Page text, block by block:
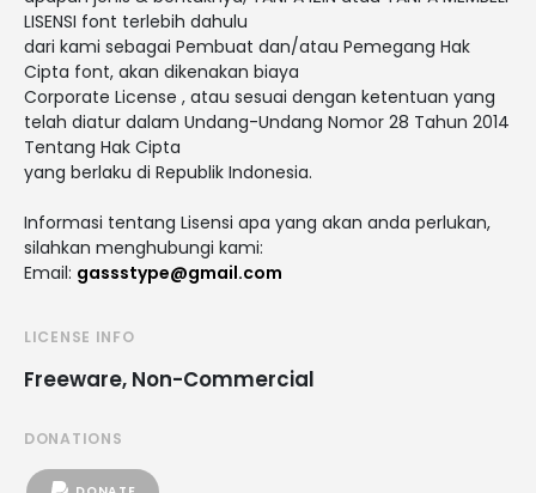
LISENSI font terlebih dahulu
dari kami sebagai Pembuat dan/atau Pemegang Hak
Cipta font, akan dikenakan biaya
Corporate License , atau sesuai dengan ketentuan yang
telah diatur dalam Undang-Undang Nomor 28 Tahun 2014
Tentang Hak Cipta
yang berlaku di Republik Indonesia.
Informasi tentang Lisensi apa yang akan anda perlukan,
silahkan menghubungi kami:
Email: gassstype@gmail.com
LICENSE INFO
Freeware, Non-Commercial
DONATIONS